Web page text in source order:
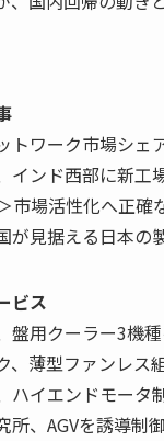
トワーク市場シェ
インド西部に新
市場活性化へ正確
が見据える日本
ビス
盤用クーラー3機
、薄型ファンレス
ハイエンドモー
所、AGVを誘導制